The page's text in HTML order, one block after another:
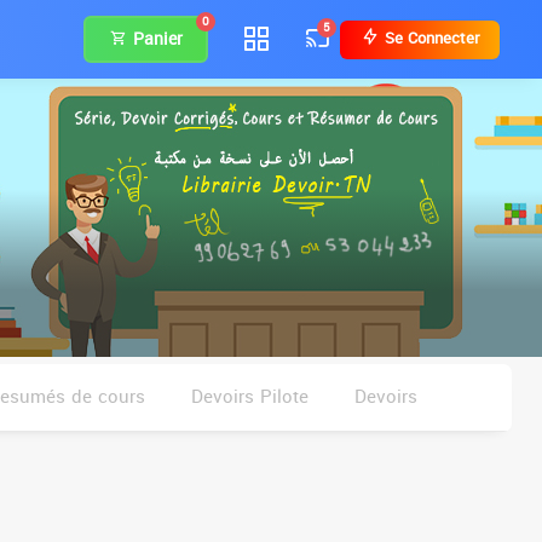
Panier
0 5 Se Connecter
de cours Devoirs Pilote
Devoirs